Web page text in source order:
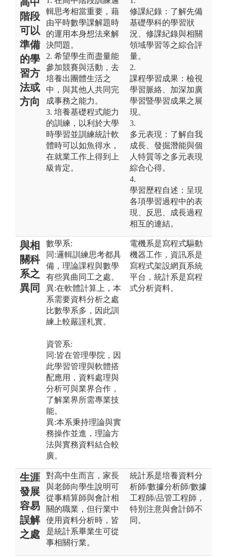
階段
可以
準備
的學
習方
法或
方向
輯思考相當重要，藉
由平時數學課解題時
的運用本身想法來解
決問題。
2. 希望學生而盡量能
參加競賽與活動，去
培養出團體生活之
中，與其他人共同完
成事務之能力。
3. 培養基礎程式能力
的訓練，以利於大學
時學習並訓練統計軟
體時可以如魚得水，
在就業工作上得到上
級肯定。
修課紀錄：了解先備
基礎學科的學習狀
況、修課紀錄與相關
領域學習等之綜合評
量。
2.
課程學習成果：檢視
學習脈絡、加深加廣
學習暨學習成果之展
現。
3.
多元表現：了解自我
成長、發掘潛能與個
人特質等之多元表現
綜合心得。
4.
學習歷程自述：呈現
各項學習過程中的表
現、反思、成長過程
相互的連結。
與相
關科
系之
異同
數學系:
同:邏輯訓練思考都具
備，理論課程與數學
有些異曲同工之處。
異:在軟體計算上，本
系需要資料分析之處
比數學系多，因此訓
練上較嚴謹札實。
資管系:
同:皆在管理學院，因
此學習管理與軟體搭
配應用，資料處理與
分析可與業界合作，
了解業界所需專業技
能。
異:本系秉持理論與實
務操作並進，理論方
法與實務資料結合較
廣。
電機系是寫程式驅動
機器工作，資訊系是
寫程式架設網頁系統
平台，統計系是寫程
式分析資料。
生涯
發展
容易
誤解
之處
對高中生而言，家長
與老師向學生說明可
從事精算師與會計相
關的職業，但行業中
使用資料分析時，皆
是統計系畢業生可從
事相關行業。
統計系是培養資料分
析師/數據分析師/數據
工程師/品管工程師，
特別注意與會計師不
同。